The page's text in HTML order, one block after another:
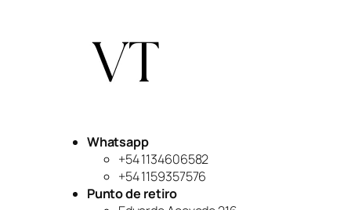
Whatsapp
+54 1134606582
+54 1159357576
Punto de retiro